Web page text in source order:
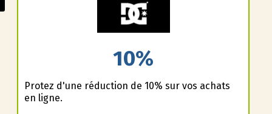
10%
Profitez d'une réduction de 10% sur vos achats
en ligne.